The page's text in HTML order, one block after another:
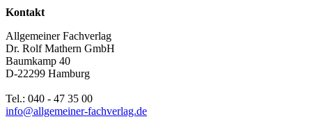
Kontakt
Allgemeiner Fachverlag
Dr. Rolf Mathern GmbH
Baumkamp 40
D-22299 Hamburg
Tel.: 040 - 47 35 00
info@allgemeiner-fachverlag.de